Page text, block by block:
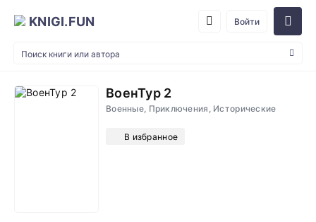
KNIGI.FUN Войти
ВоенТур 2
Военные, Приключения, Исторические
В избранное